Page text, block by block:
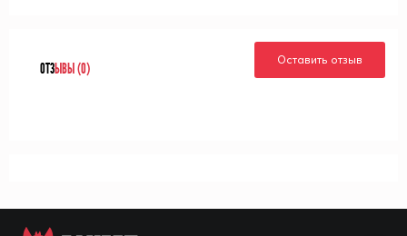
ОТЗЫВЫ (0)
Оставить отзыв